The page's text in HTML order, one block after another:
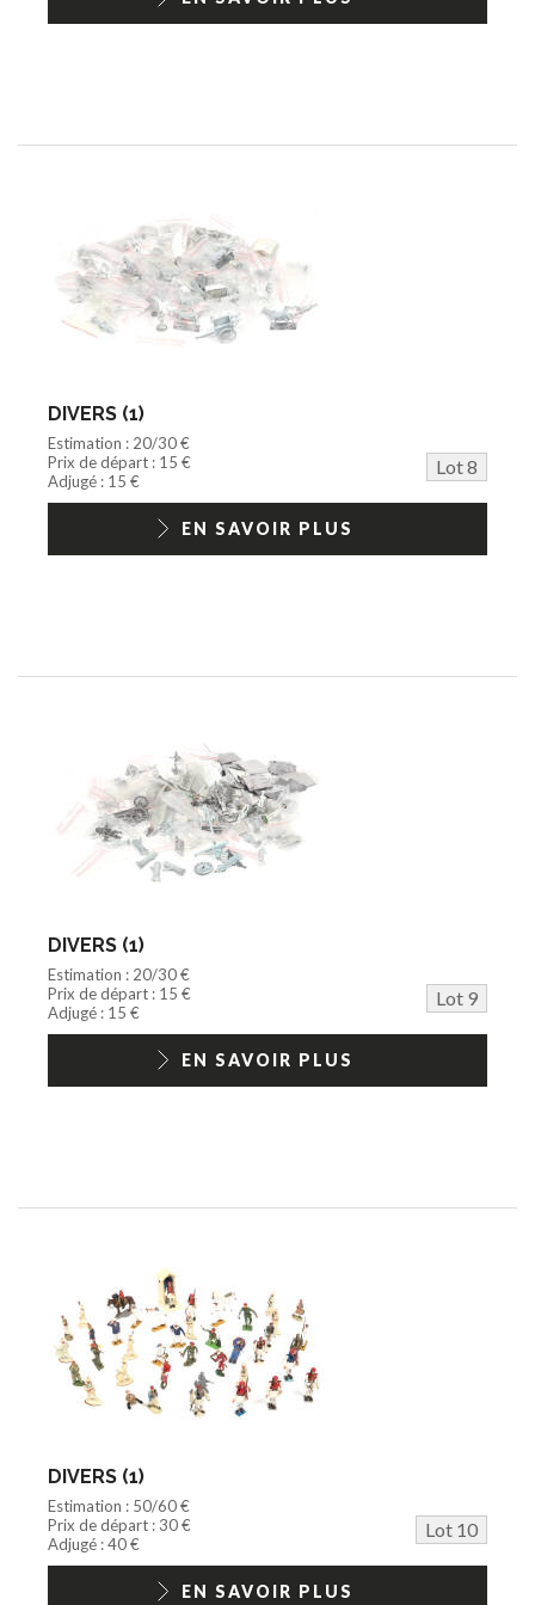
DIVERS (1)
Estimation : 20/30 €
Prix de départ : 15 €
Lot 8
Adjugé : 15 €
EN SAVOIR PLUS
DIVERS (1)
Estimation : 20/30 €
Prix de départ : 15 €
Lot 9
Adjugé : 15 €
EN SAVOIR PLUS
DIVERS (1)
Estimation : 50/60 €
Prix de départ : 30 €
Lot 10
Adjugé : 40 €
EN SAVOIR PLUS